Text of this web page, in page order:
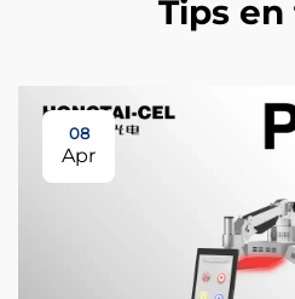
Tips
08
Apr